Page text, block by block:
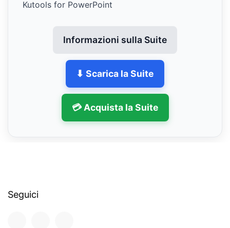
Kutools for PowerPoint
Informazioni sulla Suite
⬇ Scarica la Suite
💳 Acquista la Suite
Seguici